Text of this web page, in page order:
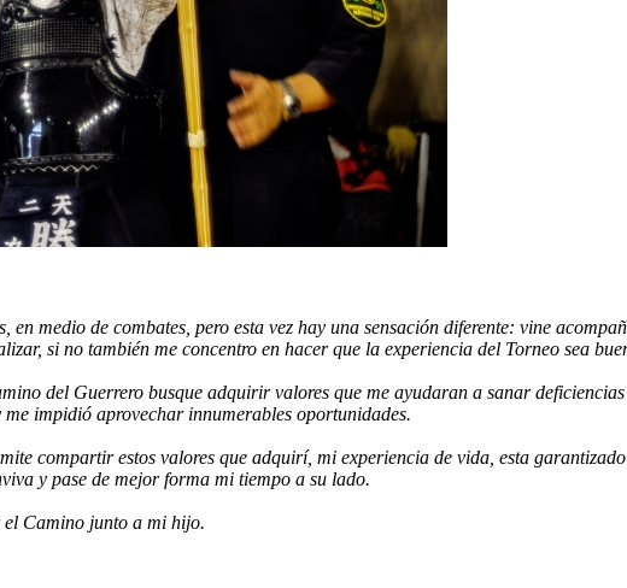
medio de combates, pero esta vez hay una sensación diferente: vine
si no también me concentro en hacer que la experiencia del Torneo sea
del Guerrero busque adquirir valores que me ayudaran a sanar
impidió aprovechar innumerables oportunidades.
compartir estos valores que adquirí, mi experiencia de vida, esta
y pase de mejor forma mi tiempo a su lado.
el Camino junto a mi hijo.